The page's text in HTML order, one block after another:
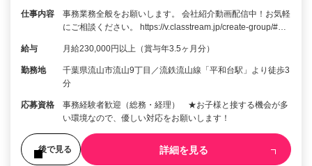
仕事内容
事務業務全般をお願いします。 会社紹介動画配信中！お気軽
にご相談ください。 https://v.classtream.jp/create-group/#…
給与 月給230,000円以上（賞与年3.5ヶ月分）
勤務地
千葉県流山市流山9丁目／流鉄流山線「平和台駅」より徒歩3
分
応募資格
事務経験者歓迎（総務・経理） ★お子様と接する機会が多
い環境なので、優しい対応をお願いします！
後で見る 詳細を見る